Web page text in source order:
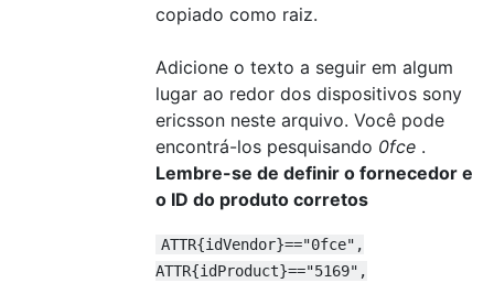
copiado como raiz.
Adicione o texto a seguir em algum
lugar ao redor dos dispositivos sony
ericsson neste arquivo. Você pode
encontrá-los pesquisando 0fce .
Lembre-se de definir o fornecedor e
o ID do produto corretos
ATTR{idVendor}=="0fce",
ATTR{idProduct}=="5169",